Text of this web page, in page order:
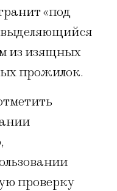
«под
из изящных
прожилок.
проверку